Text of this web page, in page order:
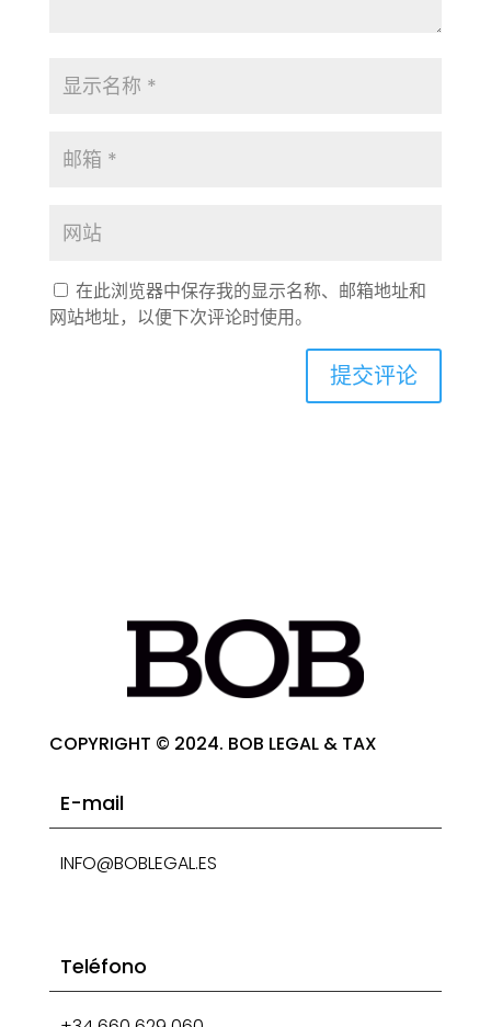
在此浏览器中保存我的显示名称、邮箱地址和
网站地址，以便下次评论时使用。
COPYRIGHT © 2024. BOB LEGAL & TAX
E-mail
INFO@BOBLEGAL.ES
Teléfono